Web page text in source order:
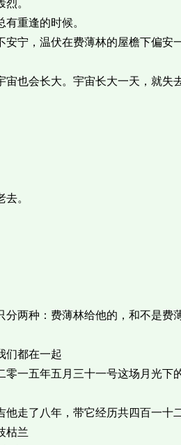
。
有重逢的时候。
安宁，温伏在费薄林的屋檐下偏安
宙也会长大。宇宙长大一天，就
。
分两种：费薄林给他的，和不是费
们都在一起
零一五年五月三十一号这场月光
他走了八年，带它经历共四百一十
枯兰